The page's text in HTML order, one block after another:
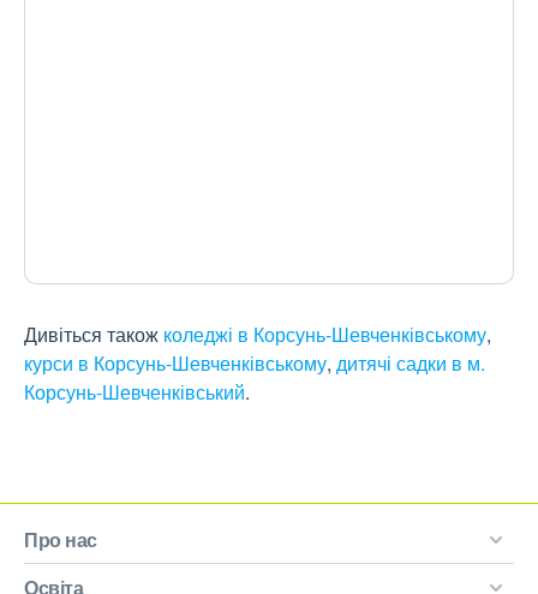
Дивіться також коледжі в Корсунь-Шевченківському,
курси в Корсунь-Шевченківському, дитячі садки в м.
Корсунь-Шевченківський.
Про нас
Освіта